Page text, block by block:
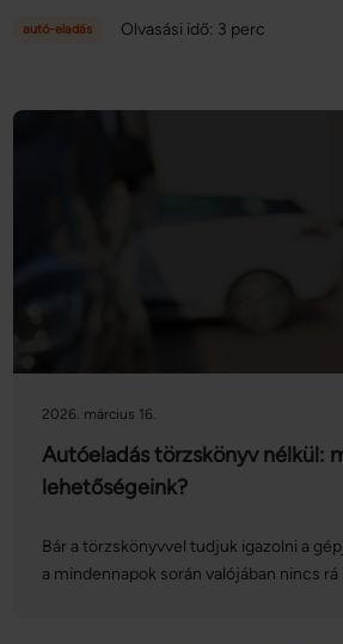
eladása után. Cikkünkben sorra
autó-eladás Olvasási idő: 3 perc
2026. március 16.
Autóeladás törzskönyv nélkül:
lehetőségeink?
Bár a törzskönyvvel tudjuk igazolni a
a mindennapok során valójában nincs rá